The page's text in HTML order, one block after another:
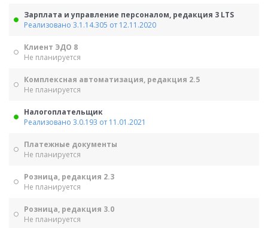
Зарплата и управление персоналом, редакция 3 LTS
Реализовано 3.1.14.305 от 12.11.2020
Клиент ЭДО 8
Не планируется
Комплексная автоматизация, редакция 2.5
Не планируется
Налогоплательщик
Реализовано 3.0.193 от 11.01.2021
Платежные документы
Не планируется
Розница, редакция 2.3
Не планируется
Розница, редакция 3.0
Не планируется